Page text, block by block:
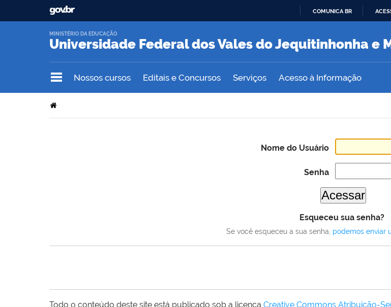
O
COMUNICA BR
Universidade Federal dos Vales do Jequitinhonha e
MINISTÉRIO DA EDUCAÇÃO
Nossos cursos Editais e Concursos Serviços Acesso à Informação
Nome do Usuário
Senha
Esqueceu sua senha?
Se você esqueceu a sua senha, podemos enviar
Todo o conteúdo deste site está publicado sob a licença Creative Commons Atribuição-